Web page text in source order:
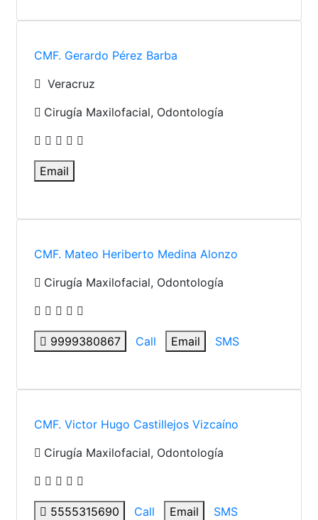
CMF. Gerardo Pérez Barba
Veracruz
Cirugía Maxilofacial, Odontología
Email
CMF. Mateo Heriberto Medina Alonzo
Cirugía Maxilofacial, Odontología
9999380867 Call Email SMS
CMF. Victor Hugo Castillejos Vizcaíno
Cirugía Maxilofacial, Odontología
5555315690 Call Email SMS